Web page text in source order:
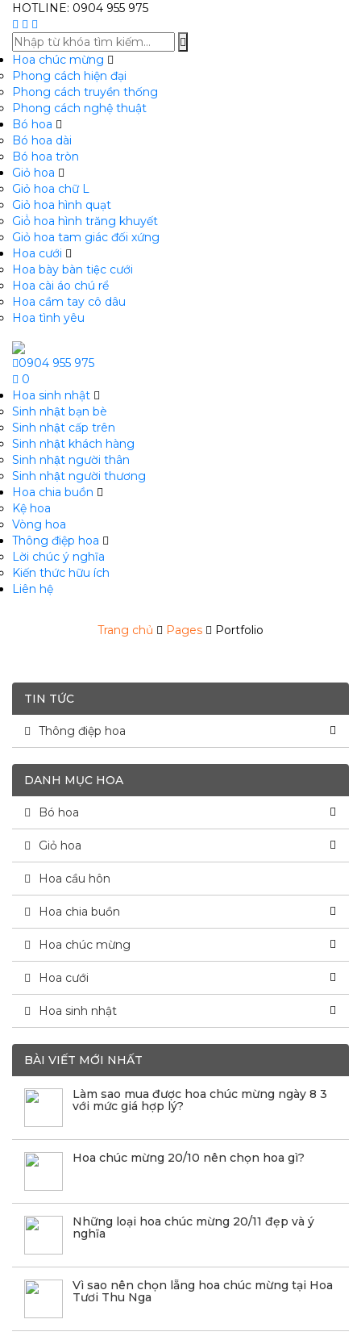
HOTLINE: 0904 955 975
Hoa chúc mừng
Phong cách hiện đại
Phong cách truyền thống
Phong cách nghệ thuật
Bó hoa
Bó hoa dài
Bó hoa tròn
Giỏ hoa
Giỏ hoa chữ L
Giỏ hoa hình quạt
Giỏ̉ hoa hình trăng khuyết
Giỏ hoa tam giác đối xứng
Hoa cưới
Hoa bày bàn tiệc cưới
Hoa cài áo chú rể
Hoa cầm tay cô dâu
Hoa tình yêu
0904 955 975
0
Hoa sinh nhật
Sinh nhật bạn bè
Sinh nhật cấp trên
Sinh nhật khách hàng
Sinh nhật người thân
Sinh nhật người thương
Hoa chia buồn
Kệ hoa
Vòng hoa
Thông điệp hoa
Lời chúc ý nghĩa
Kiến thức hữu ích
Liên hệ
Trang chủ Pages Portfolio
TIN TỨC
Thông điệp hoa
DANH MỤC HOA
Bó hoa
Giỏ hoa
Hoa cầu hôn
Hoa chia buồn
Hoa chúc mừng
Hoa cưới
Hoa sinh nhật
BÀI VIẾT MỚI NHẤT
Làm sao mua được hoa chúc mừng ngày 8 3
với mức giá hợp lý?
Hoa chúc mừng 20/10 nên chọn hoa gì?
Những loại hoa chúc mừng 20/11 đẹp và ý
nghĩa
Vì sao nên chọn lẵng hoa chúc mừng tại Hoa
Tươi Thu Nga